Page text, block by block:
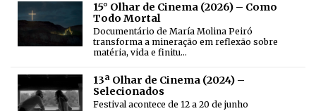
15° Olhar de Cinema (2026) – Como
Todo Mortal
Documentário de María Molina Peiró
transforma a mineração em reflexão sobre
matéria, vida e finitu…
13ª Olhar de Cinema (2024) –
Selecionados
Festival acontece de 12 a 20 de junho